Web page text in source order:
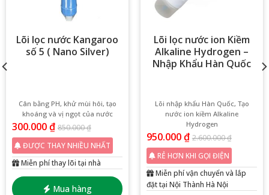
Lõi lọc nước Kangaroo
số 5 ( Nano Silver)
Cân bằng PH, khử mùi hôi, tạo
khoáng và vị ngọt của nước
300.000₫ 850.000₫
Mua hàng
ĐƯỢC THAY NHIỀU NHẤT
Miễn phí thay lõi tại nhà
Lõi lọc nước ion Kiềm
Alkaline Hydrogen –
Nhập Khẩu Hàn Quốc
Lõi nhập khẩu Hàn Quốc, Tạo
nước ion kiềm Alkaline
Hydrogen
950.000₫ 2.600.000₫
RẺ HƠN KHI GỌI ĐIỆN
Miễn phí vận chuyển và lắp
đặt tại Nội Thành Hà Nội